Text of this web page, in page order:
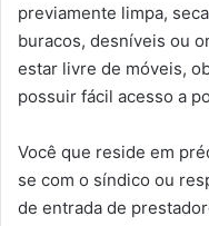
previamente limpa,
buracos, desníveis ou
estar livre de móveis,
possuir fácil acesso a
Você que reside em
se com o síndico ou
de entrada de